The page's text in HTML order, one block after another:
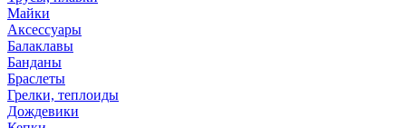
Майки
Аксессуары
Балаклавы
Банданы
Браслеты
Грелки, теплоиды
Дождевики